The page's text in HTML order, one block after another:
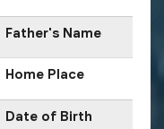
Father's Name
Home Place
Date of Birth